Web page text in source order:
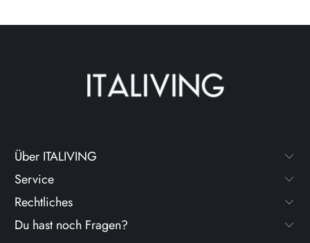
Über ITALIVING
Service
Rechtliches
Du hast noch Fragen?